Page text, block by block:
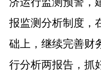
报监测分析制度，
础上，继续完善财
行分析两报告，抓